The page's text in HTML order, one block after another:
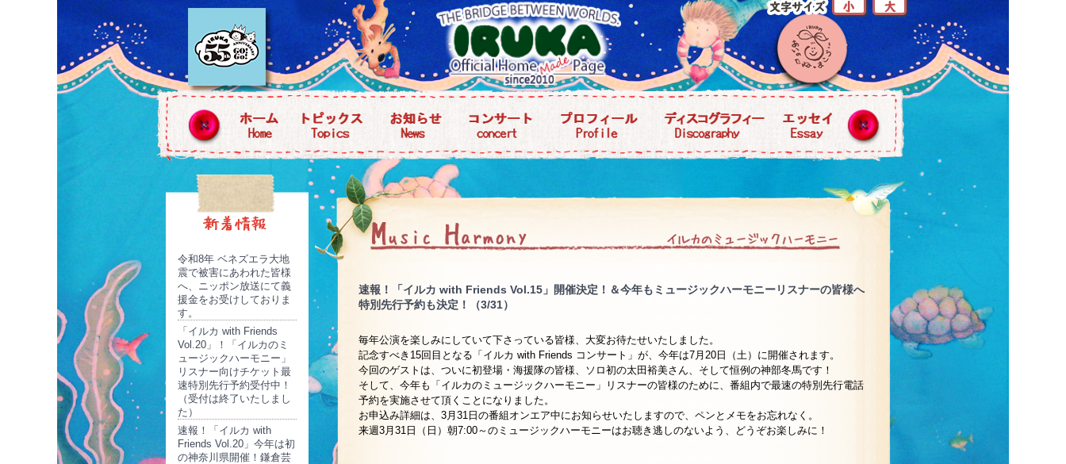
令和8年 ベネズエラ大地
震で被害にあわれた皆様
へ、ニッポン放送にて義
援金をお受けしておりま
す。
「イルカ with Friends
Vol.20」！「イルカのミ
ュージックハーモニー」
リスナー向けチケット最
速特別先行予約受付中！
（受付は終了いたしまし
た）
速報！「イルカ with
Friends Vol.20」今年は初
の神奈川県開催！鎌倉芸
速報！「イルカ with Friends Vol.15」開催決定！＆今年もミュージックハーモニーリスナーの皆様へ
特別先行予約も決定！（3/31）
毎年公演を楽しみにしていて下さっている皆様、大変お待たせいたしました。
記念すべき15回目となる「イルカ with Friends コンサート」が、今年は7月20日（土）に開催されます。
今回のゲストは、ついに初登場・海援隊の皆様、ソロ初の太田裕美さん、そして恒例の神部冬馬です！
そして、今年も「イルカのミュージックハーモニー」リスナーの皆様のために、番組内で最速の特別先行電話
予約を実施させて頂くことになりました。
お申込み詳細は、3月31日の番組オンエア中にお知らせいたしますので、ペンとメモをお忘れなく。
来週3月31日（日）朝7:00～のミュージックハーモニーはお聴き逃しのないよう、どうぞお楽しみに！